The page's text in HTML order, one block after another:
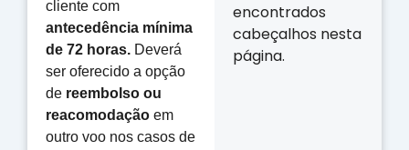
cliente com
antecedência mínima
de 72 horas. Deverá
ser oferecido a opção
de reembolso ou
reacomodação em
outro voo nos casos de
encontrados
cabeçalhos nesta
página.